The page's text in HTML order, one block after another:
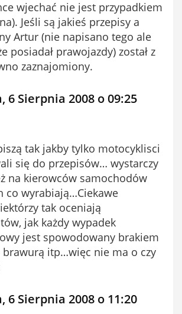
wjechać nie jest przypadkiem
Jeśli są jakieś przepisy a
Artur (nie napisano tego ale
posiadał prawojazdy) został z
zaznajomiony.
6 Sierpnia 2008 o 09:25
tak jakby tylko motocyklisci
się do przepisów… wystarczy
na kierowców samochodów
co wyrabiają…Ciekawe
tak oceniają
jak każdy wypadek
jest spowodowany brakiem
brawurą itp…więc nie ma o czy
6 Sierpnia 2008 o 11:20